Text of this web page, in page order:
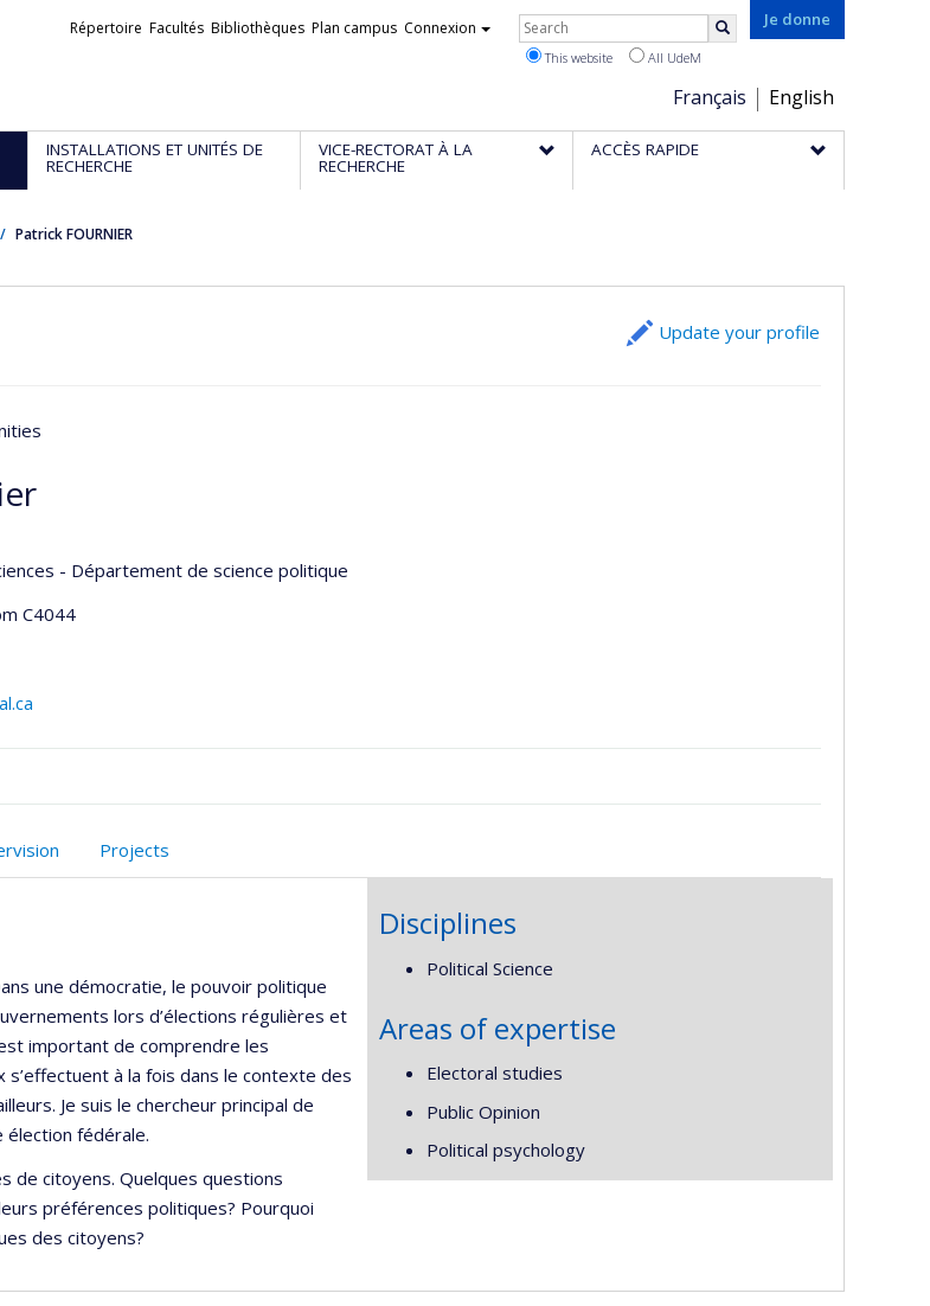
Je donne
Choix
de
la
Français English
Liens
Répertoire Facultés Bibliothèques Plan campus Connexion Rechercher
This website All UdeM
INSTALLATIONS ET UNITÉS DE
RECHERCHE
VICE-RECTORAT À LA
RECHERCHE
ACCÈS RAPIDE
Patrick FOURNIER
Update your profile
- Département de science politique
C4044
Projects
une démocratie, le pouvoir politique
lors d’élections régulières et
important de comprendre les
à la fois dans le contexte des
Je suis le chercheur principal de
élection fédérale.
de citoyens. Quelques questions
préférences politiques? Pourquoi
des citoyens?
Disciplines
Political Science
Areas of expertise
Electoral studies
Public Opinion
Political psychology